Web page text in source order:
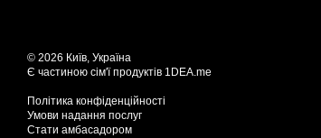
© 2026 Київ, Україна
Є частиною сім'ї продуктів 1DEA.me
Політика конфіденційності
Умови надання послуг
Стати амбасадором